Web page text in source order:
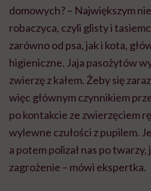
domowych? – Największym
robaczyca, czyli glisty i
zarówno od psa, jak i kota,
higieniczne. Jaja pasożytów
zwierzę z kałem. Żeby się
więc głównym czynnikiem
po kontakcie ze zwierzęciem
wylewne czułości z pupilem.
a potem polizał nas po
zagrożenie – mówi ekspertka.